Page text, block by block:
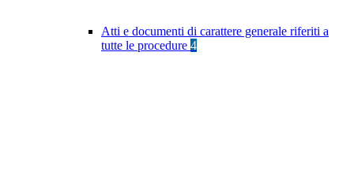
Atti e documenti di carattere generale riferiti a
tutte le procedure 4